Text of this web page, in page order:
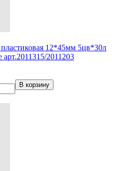
12*45мм 5цв*30л
2011203
В корзину